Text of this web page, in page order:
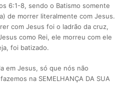
6:1-8, sendo o Batismo somente
de morrer literalmente com Jesus.
com Jesus foi o ladrão da cruz,
como Rei, ele morreu com ele
foi batizado.
em Jesus, só que nós não
na SEMELHANÇA DA SUA